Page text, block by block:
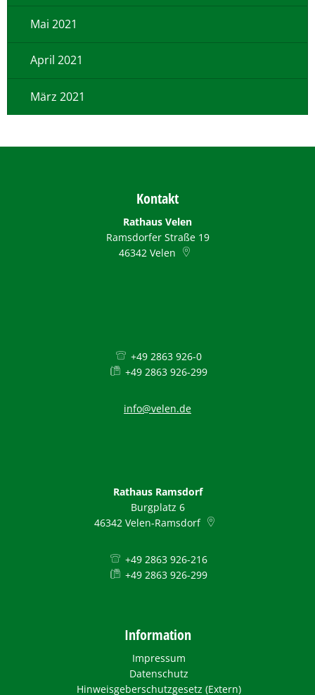
Mai 2021
April 2021
März 2021
Kontakt
Rathaus Velen
Ramsdorfer Straße 19
46342 Velen
+49 2863 926-0
+49 2863 926-299
info@velen.de
Rathaus Ramsdorf
Burgplatz 6
46342 Velen-Ramsdorf
+49 2863 926-216
+49 2863 926-299
Information
Impressum
Datenschutz
Hinweisgeberschutzgesetz (Extern)